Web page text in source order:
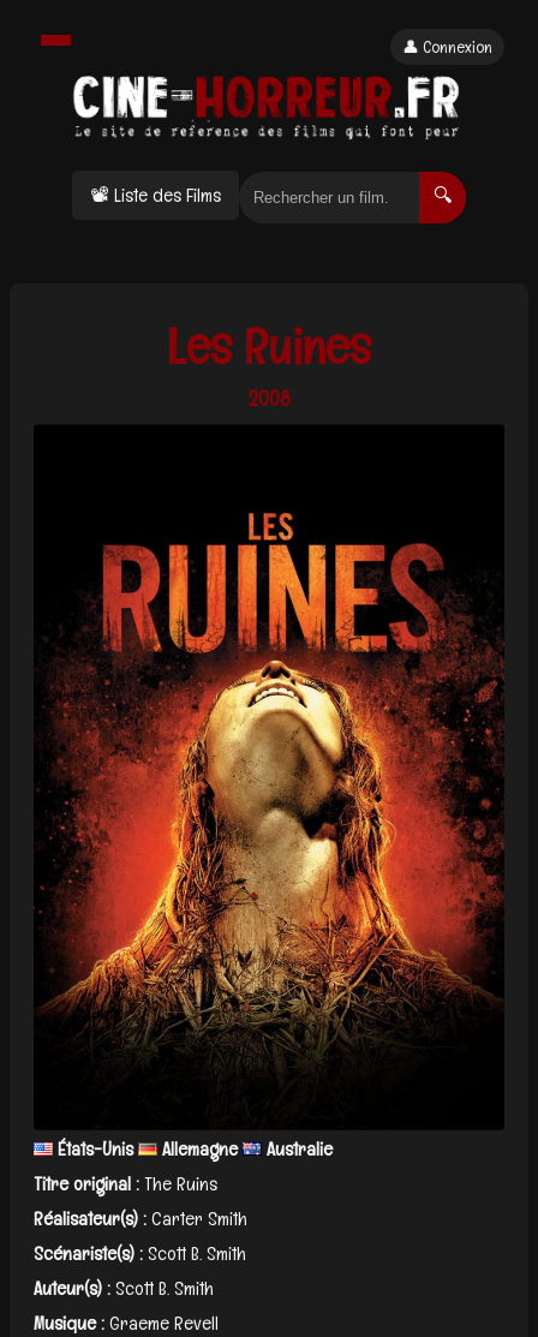
📽 Liste des Films 🔍
👤 Connexion
Les Ruines
2008
États-Unis Allemagne
Australie
Titre original :The Ruins
Réalisateur(s) :Carter Smith
Scénariste(s) :Scott B. Smith
Auteur(s) :Scott B. Smith
Musique :Graeme Revell